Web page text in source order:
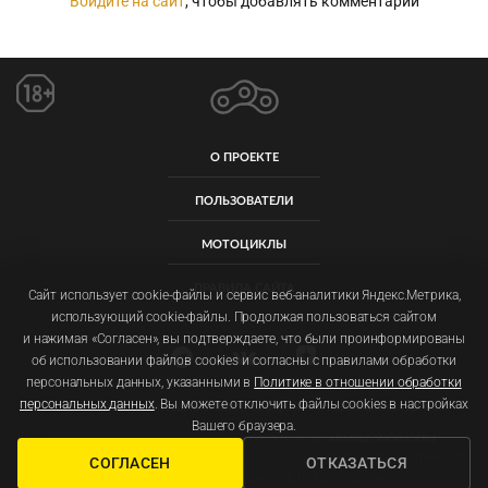
О ПРОЕКТЕ
ПОЛЬЗОВАТЕЛИ
МОТОЦИКЛЫ
ПРАВИЛА САЙТА
Пользовательское соглашениеПолитика обработки персональных данных
ООО «ОМОЙМОТ» ОГРН: 1257700092011 ИНН: 9719077129ADMIN@OMOIMOT.RU
ФОТОГРАФИИ, ЦЕНЫ И ХАРАКТЕРИСТИКИ МОТОЦИКЛОВ МОГУТ ОТЛИЧАТЬСЯ. УТОЧНЯЙТЕ
Сайт использует cookie-файлы и сервис веб-аналитики Яндекс.Метрика,
использующий cookie-файлы. Продолжая пользоваться сайтом
и нажимая «Согласен», вы подтверждаете, что были проинформированы
об использовании файлов cookies и согласны с правилами обработки
персональных данных, указанными в Политике в отношении обработки
персональных данных. Вы можете отключить файлы cookies в настройках
Вашего браузера.
СОГЛАСЕН ОТКАЗАТЬСЯ